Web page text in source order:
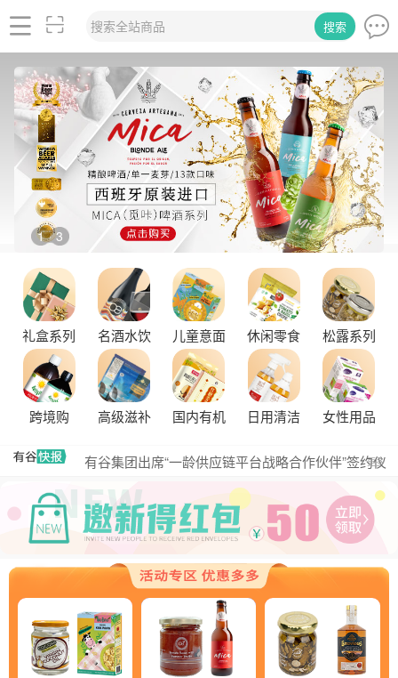
搜索全站商品 搜索
2 / 3
礼盒系列 名酒水饮 儿童意面 休闲零食 松露系列
跨境购 高级滋补 国内有机 日用清洁 女性用品
更多
有谷集团出席“一龄供应链平台战略合作伙伴”签约仪
式，共筑大健康产业有机生态新未来
有谷健康商城 | PIKOBELLO趣味农场儿童意面：德国
匠心打造的无盐健康新主张
有谷健康 | PIKOBELLO牌儿童意面：健康与美味的完
美结合
探寻黑钻奥秘：有谷健康与塞尔维亚黑松露的完美邂
探秘塞尔维亚黑松露：舌尖上的黑钻石
品味卓越，OE 中欧有机双认证红酒的独特魅力
品味拉克索威斯威士忌，邂逅独特酒韵
舌尖上的塞尔维亚黑松露，你了解多少？
探秘塞尔维亚松露的独特魅力